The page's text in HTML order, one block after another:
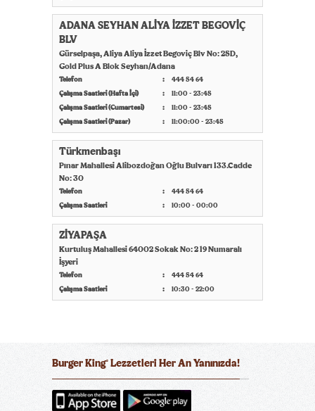
ADANA SEYHAN ALİYA İZZET BEGOVİÇ
BLV
Gürselpaşa, Aliya Aliya İzzet Begoviç Blv No: 25D,
Gold Plus A Blok Seyhan/Adana
Telefon
444 54 64
Çalışma Saatleri (Hafta İçi)
11:00 - 23:45
Çalışma Saatleri (Cumartesi)
11:00 - 23:45
Çalışma Saatleri (Pazar)
11:00:00 - 23:45
Türkmenbaşı
Pınar Mahallesi Alibozdoğan Oğlu Bulvarı 133.Cadde
No: 30
Telefon
444 54 64
Çalışma Saatleri
10:00 - 00:00
ZİYAPAŞA
Kurtuluş Mahallesi 64002 Sokak No: 2 19 Numaralı
İşyeri
Telefon
444 54 64
Çalışma Saatleri
10:30 - 22:00
Burger King® Lezzetleri Her An Yanınızda!